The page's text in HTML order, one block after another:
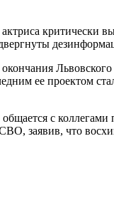
критически
ее проектом
с коллегами
заявив, что